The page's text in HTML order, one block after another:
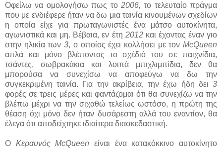
Οφείλω να ομολογήσω πως το 2006, το τελευταίο πράγμα
που με ενδιέφερε ήταν να δω μια ταινία κινουμένων σχεδίων
η οποία είχε για πρωταγωνιστές ένα μάτσο αυτοκίνητα,
αγωνιστικά και μη. Βέβαια, εν έτη 2012και έχοντας έναν γιο
στην ηλικία των3, ο οποίος έχει κολλήσει με τονMcQueen
απλά και μόνο βλέποντας το σχέδιό του σε παιχνίδια,
τσάντες, σωβρακάκια και λοιπά μπιχλιμπίδια, δεν θα
μπορούσα να συνεχίσω να αποφεύγω να δω την
συγκεκριμένη ταινία. Για την ακρίβεια, την έχω ήδη δει 3
φορές σε τρεις μέρες και φαντάζομαι ότι θα συνεχίζω να την
βλέπω μέχρι να την σιχαθώ τελείως ωστόσο, η πρώτη της
θέαση όχι μόνο δεν ήταν δυσάρεστη αλλά του εναντίον, θα
έλεγα ότι αποδείχτηκε ιδιαίτερα διασκεδαστική.
Ο Κεραυνός McQueen είναι ένα κατακόκκινο αυτοκίνητο